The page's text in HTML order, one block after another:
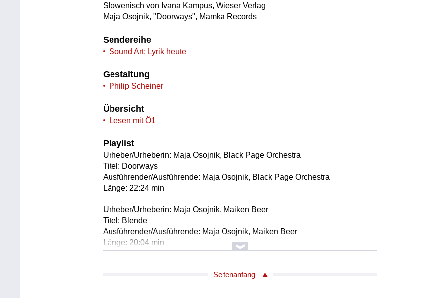
Slowenisch von Ivana Kampus, Wieser Verlag
Maja Osojnik, "Doorways", Mamka Records
Sendereihe
Sound Art: Lyrik heute
Gestaltung
Philip Scheiner
Übersicht
Lesen mit Ö1
Playlist
Urheber/Urheberin: Maja Osojnik, Black Page Orchestra
Titel: Doorways
Ausführender/Ausführende: Maja Osojnik, Black Page Orchestra
Länge: 22:24 min
Urheber/Urheberin: Maja Osojnik, Maiken Beer
Titel: Blende
Ausführender/Ausführende: Maja Osojnik, Maiken Beer
Länge: 20:04 min
Seitenanfang